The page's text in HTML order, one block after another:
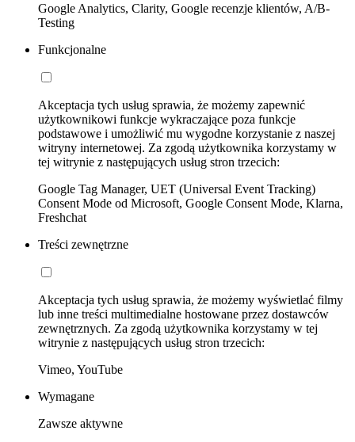
Google Analytics, Clarity, Google recenzje klientów, A/B-
Testing
Funkcjonalne
Akceptacja tych usług sprawia, że możemy zapewnić
użytkownikowi funkcje wykraczające poza funkcje
podstawowe i umożliwić mu wygodne korzystanie z naszej
witryny internetowej. Za zgodą użytkownika korzystamy w
tej witrynie z następujących usług stron trzecich:
Google Tag Manager, UET (Universal Event Tracking)
Consent Mode od Microsoft, Google Consent Mode, Klarna,
Freshchat
Treści zewnętrzne
Akceptacja tych usług sprawia, że możemy wyświetlać filmy
lub inne treści multimedialne hostowane przez dostawców
zewnętrznych. Za zgodą użytkownika korzystamy w tej
witrynie z następujących usług stron trzecich:
Vimeo, YouTube
Wymagane
Zawsze aktywne